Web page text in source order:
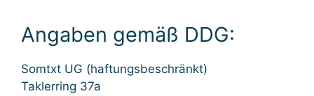
Angaben gemäß DDG:
Somtxt UG (haftungsbeschränkt)
Taklerring 37a